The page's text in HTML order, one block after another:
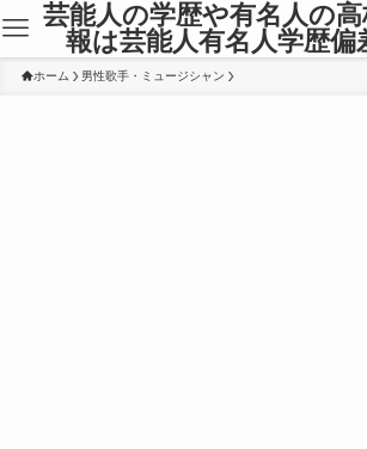
芸能人の学歴や有名人の
報は芸能人有名人学歴偏
ホーム 男性歌手・ミュージシャン